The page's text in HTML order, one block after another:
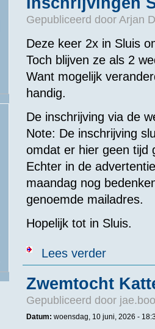
Gepubliceerd door Arjan
Deze keer 2x in Sluis
Toch blijven ze als 2
Want mogelijk
handig.
De inschrijving via de
Note: De inschrijving
omdat er hier geen tijd
Echter in de
maandag nog
genoemde mailadres.
Hopelijk tot in Sluis.
Lees verderover
Zwemtocht
Gepubliceerd door
Datum: woensdag, 10 juni, 2026 -